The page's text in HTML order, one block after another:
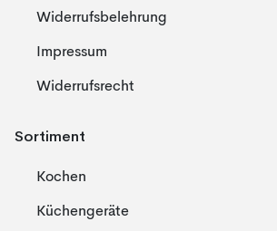
Widerrufsbelehrung
Impressum
Widerrufsrecht
Sortiment
Kochen
Küchengeräte